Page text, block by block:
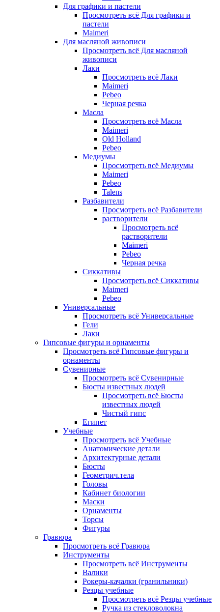
Для графики и пастели
Просмотреть всё Для графики и
пастели
Maimeri
Для масляной живописи
Просмотреть всё Для масляной
живописи
Лаки
Просмотреть всё Лаки
Maimeri
Pebeo
Черная речка
Масла
Просмотреть всё Масла
Maimeri
Old Holland
Pebeo
Медиумы
Просмотреть всё Медиумы
Maimeri
Pebeo
Talens
Разбавители
Просмотреть всё Разбавители
растворители
Просмотреть всё
растворители
Maimeri
Pebeo
Черная речка
Сиккативы
Просмотреть всё Сиккативы
Maimeri
Pebeo
Универсальные
Просмотреть всё Универсальные
Гели
Лаки
Гипсовые фигуры и орнаменты
Просмотреть всё Гипсовые фигуры и
орнаменты
Сувенирные
Просмотреть всё Сувенирные
Бюсты известных людей
Просмотреть всё Бюсты
известных людей
Чистый гипс
Египет
Учебные
Просмотреть всё Учебные
Анатомические детали
Архитектурные детали
Бюсты
Геометрич.тела
Головы
Кабинет биологии
Маски
Орнаменты
Торсы
Фигуры
Гравюра
Просмотреть всё Гравюра
Инструменты
Просмотреть всё Инструменты
Валики
Рокеры-качалки (гранильники)
Резцы учебные
Просмотреть всё Резцы учебные
Ручка из стекловолокна